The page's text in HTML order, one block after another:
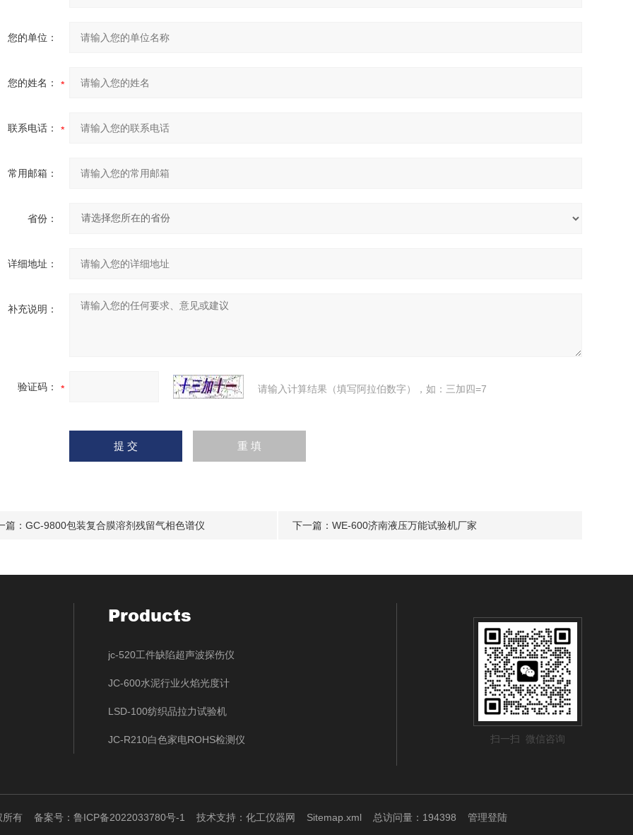
您的单位：
您的姓名：
联系电话：
常用邮箱：
省份：
详细地址：
补充说明：
验证码： 请输入计算结果（填写阿拉伯数字），如：三加四=7
篇： GC-9800包装复合膜溶剂残留气相色谱仪 下一篇： WE-600济南液压万能试验机厂家
Products
jc-520工件缺陷超声波探伤仪
JC-600水泥行业火焰光度计
LSD-100纺织品拉力试验机
JC-R210白色家电ROHS检测仪 扫一扫 微信咨询
所有 备案号：鲁ICP备2022033780号-1 技术支持： 化工仪器网 Sitemap.xml 总访问量：194398 管理登陆